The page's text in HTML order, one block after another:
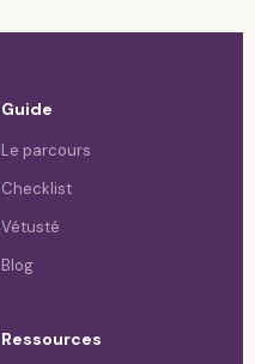
Guide
Le parcours
Checklist
Vétusté
Blog
Ressources